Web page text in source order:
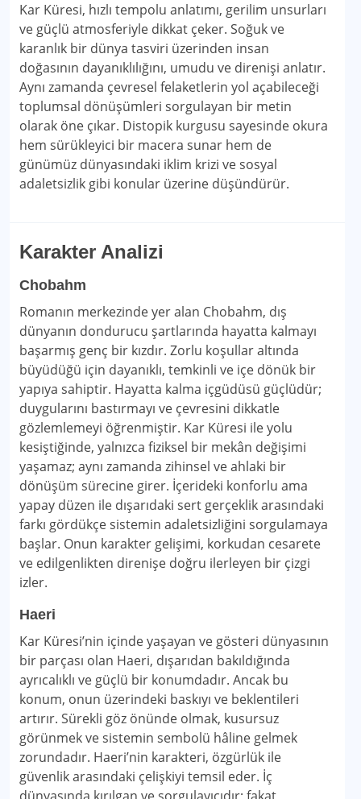
Kar Küresi, hızlı tempolu anlatımı, gerilim unsurları
ve güçlü atmosferiyle dikkat çeker. Soğuk ve
karanlık bir dünya tasviri üzerinden insan
doğasının dayanıklılığını, umudu ve direnişi anlatır.
Aynı zamanda çevresel felaketlerin yol açabileceği
toplumsal dönüşümleri sorgulayan bir metin
olarak öne çıkar. Distopik kurgusu sayesinde okura
hem sürükleyici bir macera sunar hem de
günümüz dünyasındaki iklim krizi ve sosyal
adaletsizlik gibi konular üzerine düşündürür.
Karakter Analizi
Chobahm
Romanın merkezinde yer alan Chobahm, dış
dünyanın dondurucu şartlarında hayatta kalmayı
başarmış genç bir kızdır. Zorlu koşullar altında
büyüdüğü için dayanıklı, temkinli ve içe dönük bir
yapıya sahiptir. Hayatta kalma içgüdüsü güçlüdür;
duygularını bastırmayı ve çevresini dikkatle
gözlemlemeyi öğrenmiştir. Kar Küresi ile yolu
kesiştiğinde, yalnızca fiziksel bir mekân değişimi
yaşamaz; aynı zamanda zihinsel ve ahlaki bir
dönüşüm sürecine girer. İçerideki konforlu ama
yapay düzen ile dışarıdaki sert gerçeklik arasındaki
farkı gördükçe sistemin adaletsizliğini sorgulamaya
başlar. Onun karakter gelişimi, korkudan cesarete
ve edilgenlikten direnişe doğru ilerleyen bir çizgi
izler.
Haeri
Kar Küresi’nin içinde yaşayan ve gösteri dünyasının
bir parçası olan Haeri, dışarıdan bakıldığında
ayrıcalıklı ve güçlü bir konumdadır. Ancak bu
konum, onun üzerindeki baskıyı ve beklentileri
artırır. Sürekli göz önünde olmak, kusursuz
görünmek ve sistemin sembolü hâline gelmek
zorundadır. Haeri’nin karakteri, özgürlük ile
güvenlik arasındaki çelişkiyi temsil eder. İç